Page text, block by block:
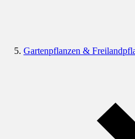
Gartenpflanzen &